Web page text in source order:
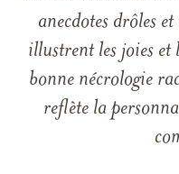
anecdotes drôles
illustrent les joies et
bonne nécrologie
reflète la